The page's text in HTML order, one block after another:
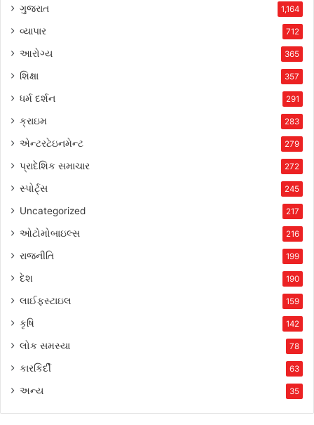
ગુજરાત 1,164
વ્યાપાર 712
આરોગ્ય 365
શિક્ષા 357
ધર્મ દર્શન 291
ક્રાઇમ 283
એન્ટરટેઇનમેન્ટ 279
પ્રાદેશિક સમાચાર 272
સ્પોર્ટ્સ 245
Uncategorized 217
ઓટોમોબાઇલ્સ 216
રાજનીતિ 199
દેશ 190
લાઈફસ્ટાઇલ 159
કૃષિ 142
લોક સમસ્યા 78
કારકિર્દી 63
અન્ય 35